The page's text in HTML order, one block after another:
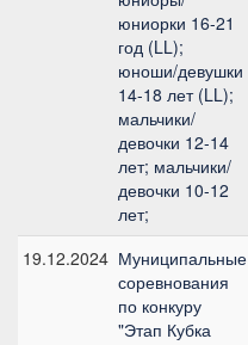
юниорки 16-21
год (LL);
юноши/девушки
14-18 лет (LL);
мальчики/
девочки 12-14
лет; мальчики/
девочки 10-12
лет;
19.12.2024 Муниципальные
соревнования
по конкуру
"Этап Кубка